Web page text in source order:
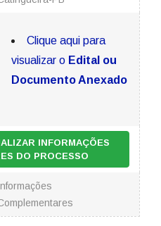
Clique aqui para
visualizar o Edital ou
Documento Anexado
INFORMAÇÕES
DO PROCESSO